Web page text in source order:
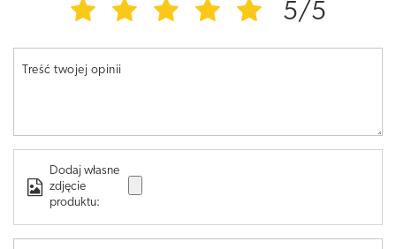
5/5
Treść twojej opinii
Dodaj własne
zdjęcie
produktu: